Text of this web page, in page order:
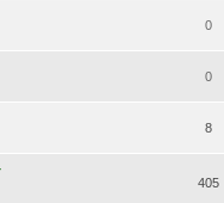
0
0
8
405